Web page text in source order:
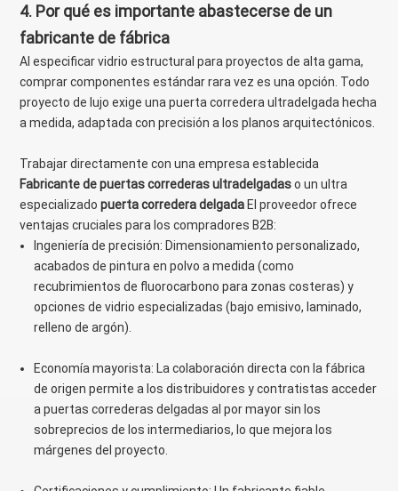
4. Por qué es importante abastecerse de un
fabricante de fábrica
Al especificar vidrio estructural para proyectos de alta gama,
comprar componentes estándar rara vez es una opción. Todo
proyecto de lujo exige una puerta corredera ultradelgada hecha
a medida, adaptada con precisión a los planos arquitectónicos.
Trabajar directamente con una empresa establecida
Fabricante de puertas correderas ultradelgadaso un ultra
especializadopuerta corredera delgada El proveedor ofrece
ventajas cruciales para los compradores B2B:
Ingeniería de precisión: Dimensionamiento personalizado,
acabados de pintura en polvo a medida (como
recubrimientos de fluorocarbono para zonas costeras) y
opciones de vidrio especializadas (bajo emisivo, laminado,
relleno de argón).
Economía mayorista: La colaboración directa con la fábrica
de origen permite a los distribuidores y contratistas acceder
a puertas correderas delgadas al por mayor sin los
sobreprecios de los intermediarios, lo que mejora los
márgenes del proyecto.